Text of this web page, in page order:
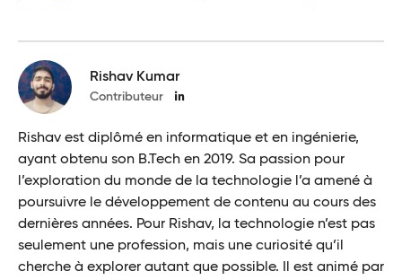
Rishav Kumar
Contributeur
Rishav est diplômé en informatique et en ingénierie,
ayant obtenu son B.Tech en 2019. Sa passion pour
l’exploration du monde de la technologie l’a amené à
poursuivre le développement de contenu au cours des
dernières années. Pour Rishav, la technologie n’est pas
seulement une profession, mais une curiosité qu’il
cherche à explorer autant que possible. Il est animé par